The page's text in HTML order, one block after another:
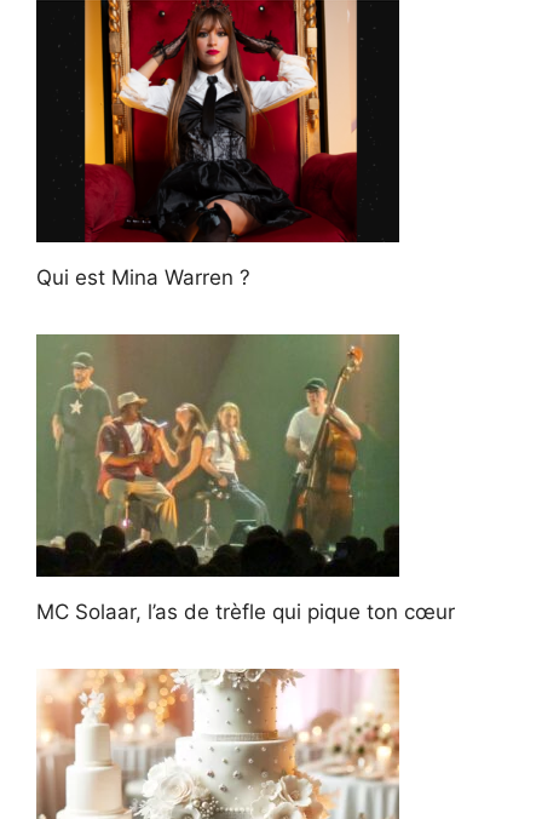
Qui est Mina Warren ?
MC Solaar, l’as de trèfle qui pique ton cœur